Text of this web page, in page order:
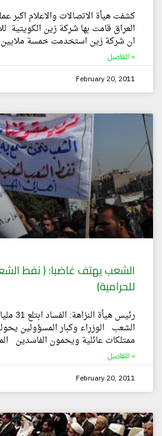
كشفت هيأة الاتصالات والاعلام اكبر
العراق قامت بها شركة زين الكويتية
ان شركة زين استخدمت خمسة ملايين
التفاصيل »
February 20, 2011
الشعب يهتف غاضبا: ( نفط
للحرامية)
رئيس
الشعب الوزراء وكبار المسؤولين
ممتلكات عائلية ويحمون الفاسدين
التفاصيل »
February 20, 2011